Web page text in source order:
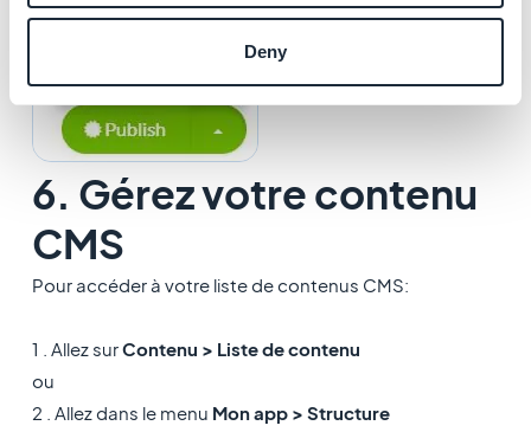
Deny
6. Gérez votre contenu
CMS
Pour accéder à votre liste de contenus CMS:
1 . Allez surContenu > Liste de contenu
ou
2 . Allez dans le menu Mon app > Structure